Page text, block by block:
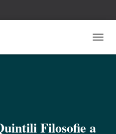
A
Filosofie a